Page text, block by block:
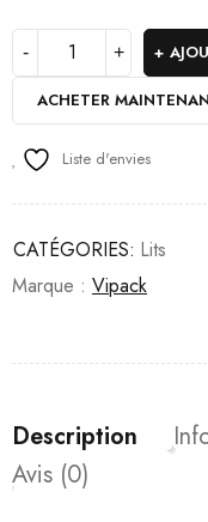
ACHETER
Liste d'envies
CATÉGORIES: Lits
Marque : Vipack
Description
Avis (0)